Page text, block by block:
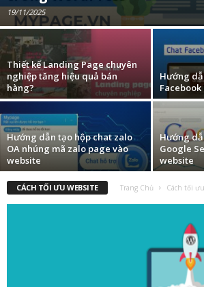
19/11/2025
Thiết kế Landing Page chuyên
nghiệp tăng hiệu quả bán
hàng?
Hướng
Hướng dẫn tạo hộp chat zalo
OA nhúng mã zalo page vào
website
Hướng
Google
website
CÁCH TỐI ƯU WEBSITE Trang Chủ Cách tối